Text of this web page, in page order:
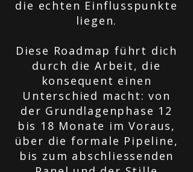
die echten Einflusspunkte
liegen.
Diese Roadmap führt dich
durch die Arbeit, die
konsequent einen
Unterschied macht: von
der Grundlagenphase 12
bis 18 Monate im Voraus,
über die formale Pipeline,
bis zum abschliessenden